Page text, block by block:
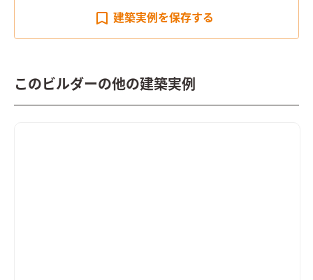
建築実例を保存する
このビルダーの他の建築実例